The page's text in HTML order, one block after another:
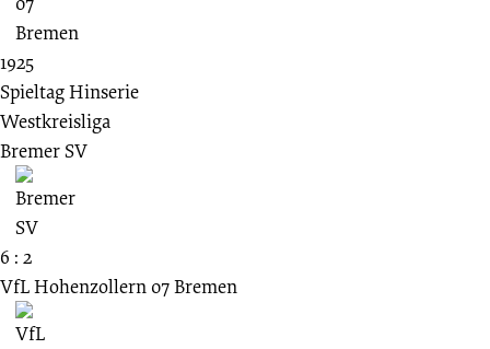
1925
Spieltag Hinserie
Westkreisliga
Bremer SV
6 : 2
VfL Hohenzollern 07 Bremen